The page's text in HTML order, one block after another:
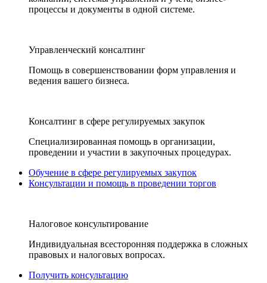
процессы и документы в одной системе.
Управленческий консалтинг
Помощь в совершенствовании форм управления и
ведения вашего бизнеса.
Консалтинг в сфере регулируемых закупок
Специализированная помощь в организации,
проведении и участии в закупочных процедурах.
Обучение в сфере регулируемых закупок
Консультации и помощь в проведении торгов
Налоговое консультирование
Индивидуальная всесторонняя поддержка в сложных
правовых и налоговых вопросах.
Получить консультацию